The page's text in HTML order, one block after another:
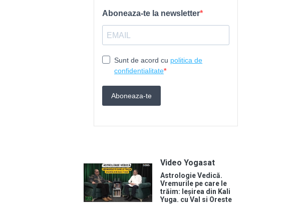
Video Yogasat
Astrologie Vedică.
Vremurile pe care le
trăim: Ieșirea din Kali
Yuga. cu Val si Oreste